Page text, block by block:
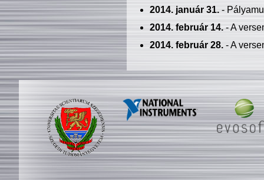
2014. január 31.-
2014. február 14.- A
2014. február 28.- A